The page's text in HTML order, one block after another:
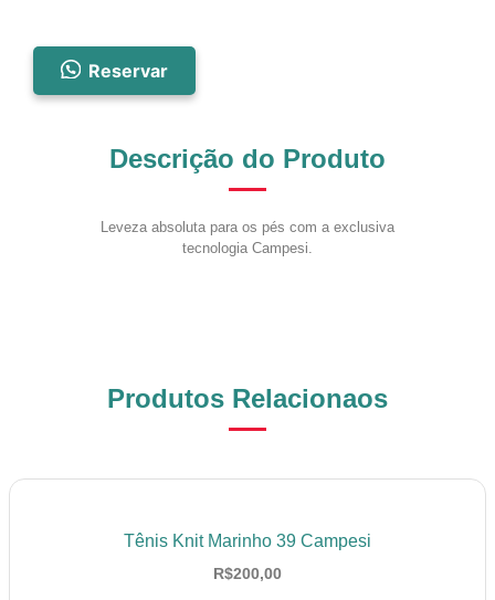
Reservar
Descrição do Produto
Leveza absoluta para os pés com a exclusiva
tecnologia Campesi.
Produtos Relacionaos
Tênis Knit Marinho 39 Campesi
R$200,00